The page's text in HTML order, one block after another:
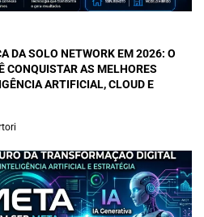
DA SOLO NETWORK EM 2026: O
CONQUISTAR AS MELHORES
ARTIFICIAL, CLOUD E